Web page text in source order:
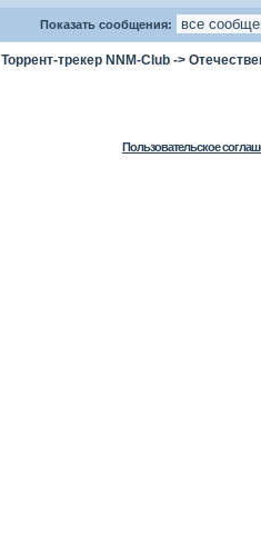
Показать сообщения:
Торрент-трекер NNM-Club ->
Пользовательское